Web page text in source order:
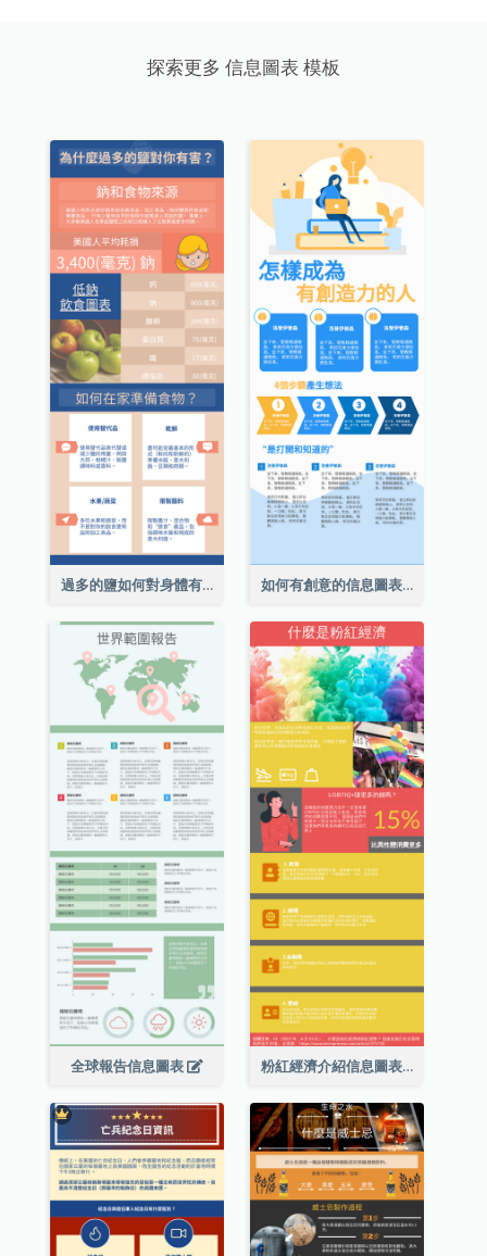
探索更多 信息圖表 模板
過多的鹽如何對身體有害信息圖表 如何有創意的信息圖表
全球報告信息圖表 粉紅經濟介紹信息圖表